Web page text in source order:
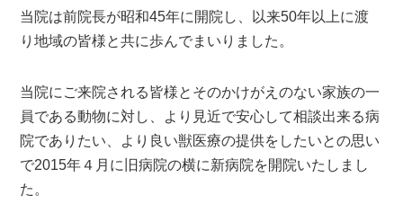
当院は前院長が昭和45年に開院し、以来50年以上に渡
り地域の皆様と共に歩んでまいりました。
当院にご来院される皆様とそのかけがえのない家族の一
員である動物に対し、より見近で安心して相談出来る病
院でありたい、より良い獣医療の提供をしたいとの思い
で2015年４月に旧病院の横に新病院を開院いたしまし
た。